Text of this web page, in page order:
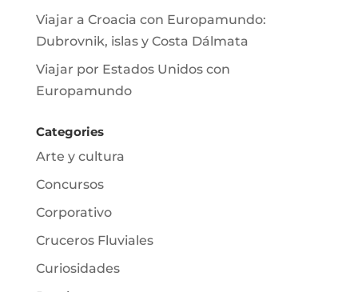
Viajar a Croacia con Europamundo:
Dubrovnik, islas y Costa Dálmata
Viajar por Estados Unidos con
Europamundo
Categories
Arte y cultura
Concursos
Corporativo
Cruceros Fluviales
Curiosidades